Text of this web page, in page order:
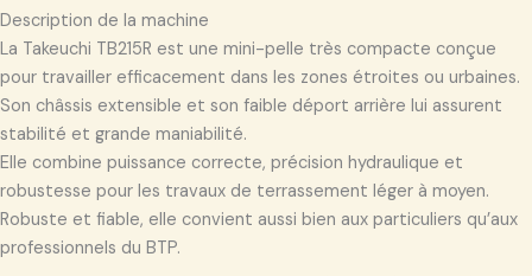
Description de la machine
La Takeuchi TB215R est une mini-pelle très compacte conçue
pour travailler efficacement dans les zones étroites ou urbaines.
Son châssis extensible et son faible déport arrière lui assurent
stabilité et grande maniabilité.
Elle combine puissance correcte, précision hydraulique et
robustesse pour les travaux de terrassement léger à moyen.
Robuste et fiable, elle convient aussi bien aux particuliers qu’aux
professionnels du BTP.